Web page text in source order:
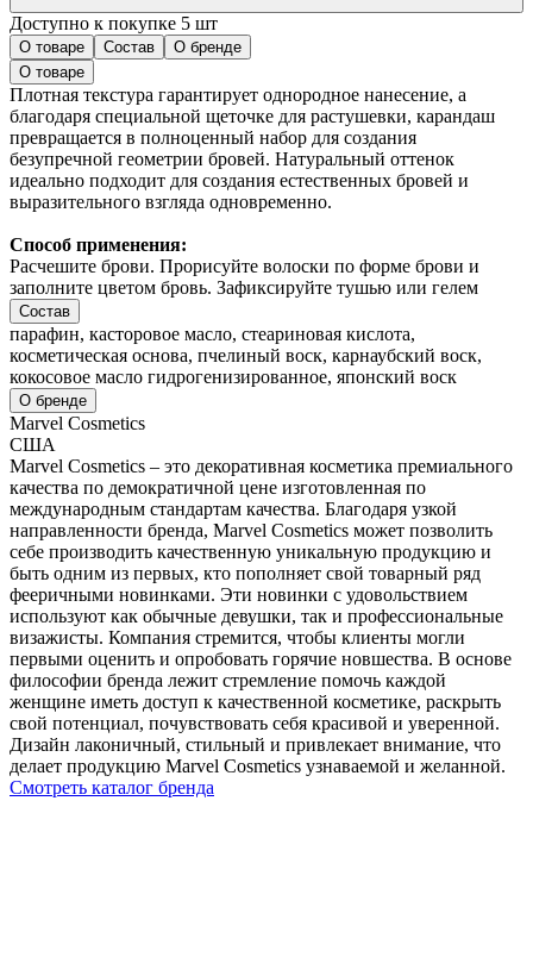
Доступно к покупке 5 шт
О товаре Состав
О бренде
О товаре
Плотная текстура гарантирует однородное нанесение, а
благодаря специальной щеточке для растушевки, карандаш
превращается в полноценный набор для создания
безупречной геометрии бровей. Натуральный оттенок
идеально подходит для создания естественных бровей и
выразительного взгляда одновременно.
Способ применения:
Расчешите брови. Прорисуйте волоски по форме брови и
заполните цветом бровь. Зафиксируйте тушью или гелем
Состав
парафин, касторовое масло, стеариновая кислота,
косметическая основа, пчелиный воск, карнаубский воск,
кокосовое масло гидрогенизированное, японский воск
О бренде
Marvel Cosmetics
США
Marvel Cosmetics – это декоративная косметика премиального
качества по демократичной цене изготовленная по
международным стандартам качества. Благодаря узкой
направленности бренда, Marvel Cosmetics может позволить
себе производить качественную уникальную продукцию и
быть одним из первых, кто пополняет свой товарный ряд
фееричными новинками. Эти новинки с удовольствием
используют как обычные девушки, так и профессиональные
визажисты. Компания стремится, чтобы клиенты могли
первыми оценить и опробовать горячие новшества. В основе
философии бренда лежит стремление помочь каждой
женщине иметь доступ к качественной косметике, раскрыть
свой потенциал, почувствовать себя красивой и уверенной.
Дизайн лаконичный, стильный и привлекает внимание, что
делает продукцию Marvel Cosmetics узнаваемой и желанной.
Смотреть каталог бренда